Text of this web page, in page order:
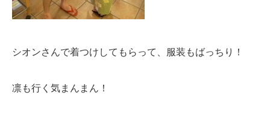
シオンさんで着つけしてもらって、服装もばっちり！
凛も行く気まんまん！